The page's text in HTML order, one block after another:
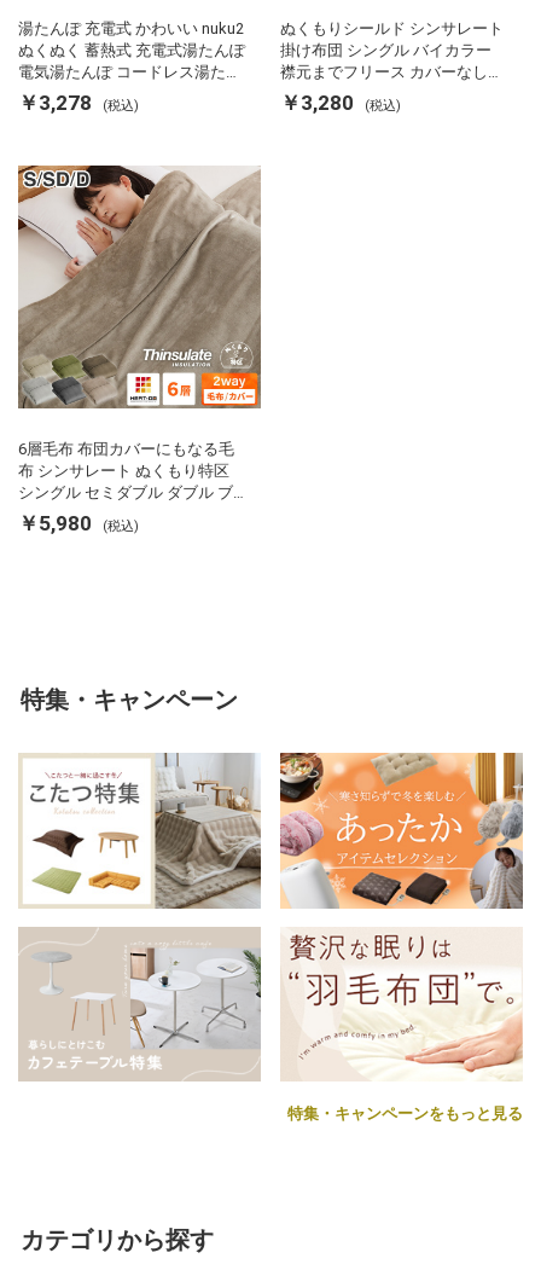
湯たんぽ 充電式 かわいい nuku2
ぬくぬく 蓄熱式 充電式湯たんぽ
電気湯たんぽ コードレス湯たん
ぽ エコ 節電 節約 省エネ 充電式
エコ電気あんか EWT-2143 スリ
￥3,278 (税込)
ぬくもりシールド シンサレート
掛け布団 シングル バイカラー
襟元までフリース カバーなしで
使える 軽い 丸洗い 断熱 保温 抗
菌防臭 洗える 防ダニ 軽量 ホコ
￥3,280 (税込)
6層毛布 布団カバーにもなる毛
布 シンサレート ぬくもり特区
シングル セミダブル ダブル ブ
ランケット 掛け布団カバー フラ
ンネル 保温 蓄熱 吸湿 発熱 断熱
￥5,980 (税込)
特集・キャンペーン
特集・キャンペーンをもっと見る
カテゴリから探す